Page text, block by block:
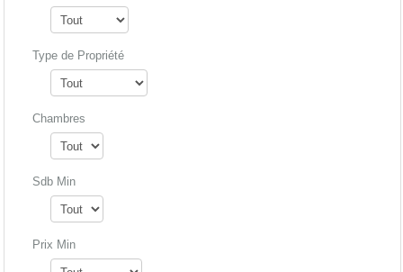
Type de Propriété
Chambres
Sdb Min
Prix Min